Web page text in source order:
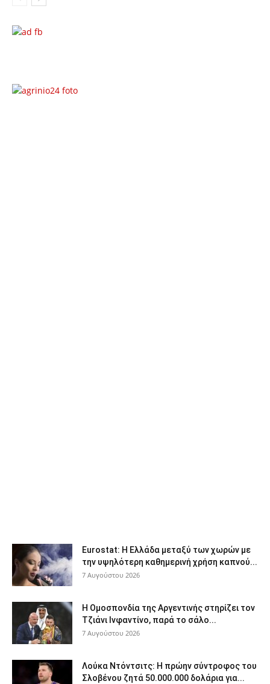
Eurostat: Η Ελλάδα μεταξύ των χωρών με
την υψηλότερη καθημερινή χρήση καπνού...
7 Αυγούστου 2026
Η Ομοσπονδία της Αργεντινής στηρίζει τον
Τζιάνι Ινφαντίνο, παρά το σάλο...
7 Αυγούστου 2026
Λούκα Ντόντσιτς: Η πρώην σύντροφος του
Σλοβένου ζητά 50.000.000 δολάρια για...